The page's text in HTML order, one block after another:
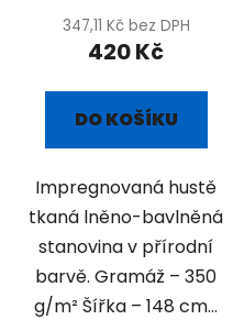
347,11 Kč bez DPH
420 Kč
DO KOŠÍKU
Impregnovaná hustě
tkaná lněno-bavlněná
stanovina v přírodní
barvě. Gramáž – 350
g/m² Šířka – 148 cm...